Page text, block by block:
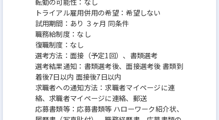
トライアル雇用併用の希望：希望しない
試用期間：あり ３ヶ月 同条件
職務給制度：なし
復職制度：なし
選考方法：面接（予定1回）、書類選考
選考結果通知：書類選考後、面接選考後 書類到
着後7日以内 面接後7日以内
求職者への通知方法：求職者マイページに連
絡、求職者マイページに連絡、郵送
応募書類等：応募書類等 ハローワーク紹介状、